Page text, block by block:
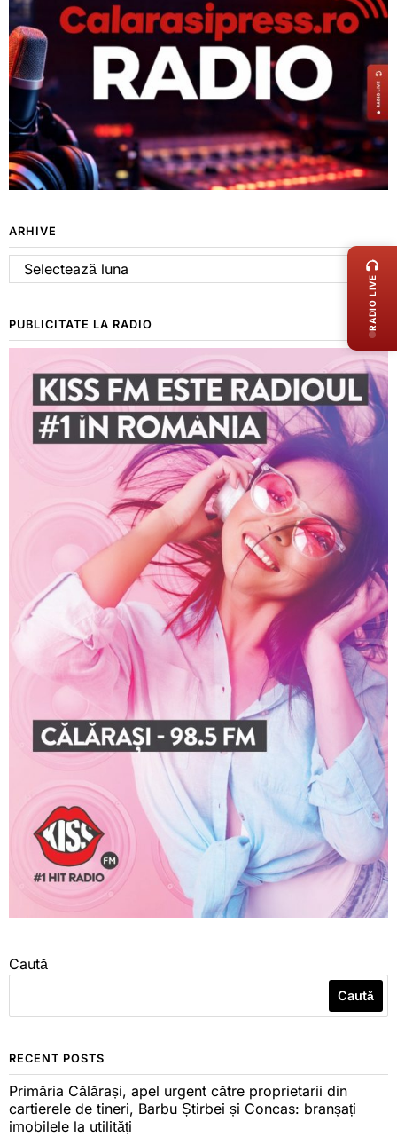
ARHIVE
Arhive
PUBLICITATE LA RADIO
Caută
Caută
RECENT POSTS
Primăria Călărași, apel urgent către proprietarii din
cartierele de tineri, Barbu Știrbei și Concas: branșați
imobilele la utilități
RADIO LIVE